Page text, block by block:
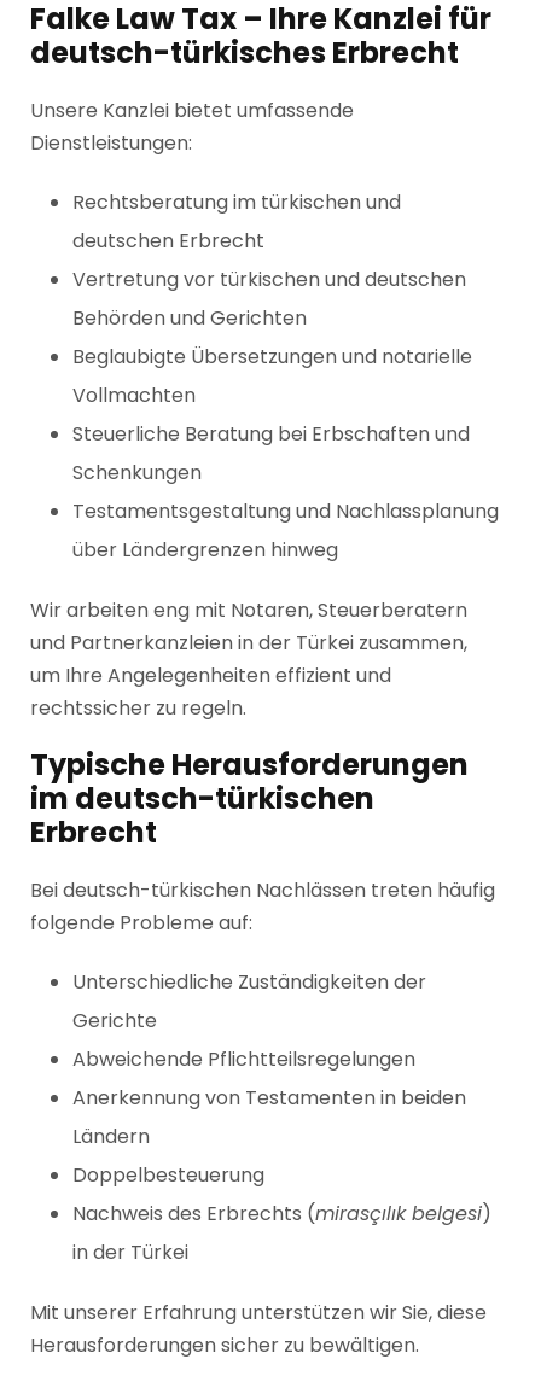
Falke Law Tax – Ihre Kanzlei für
deutsch-türkisches Erbrecht
Unsere Kanzlei bietet umfassende
Dienstleistungen:
Rechtsberatung im türkischen und
deutschen Erbrecht
Vertretung vor türkischen und deutschen
Behörden und Gerichten
Beglaubigte Übersetzungen und notarielle
Vollmachten
Steuerliche Beratung bei Erbschaften und
Schenkungen
Testamentsgestaltung und Nachlassplanung
über Ländergrenzen hinweg
Wir arbeiten eng mit Notaren, Steuerberatern
und Partnerkanzleien in der Türkei zusammen,
um Ihre Angelegenheiten effizient und
rechtssicher zu regeln.
Typische Herausforderungen
im deutsch-türkischen
Erbrecht
Bei deutsch-türkischen Nachlässen treten häufig
folgende Probleme auf:
Unterschiedliche Zuständigkeiten der
Gerichte
Abweichende Pflichtteilsregelungen
Anerkennung von Testamenten in beiden
Ländern
Doppelbesteuerung
Nachweis des Erbrechts (mirasçılık belgesi)
in der Türkei
Mit unserer Erfahrung unterstützen wir Sie, diese
Herausforderungen sicher zu bewältigen.